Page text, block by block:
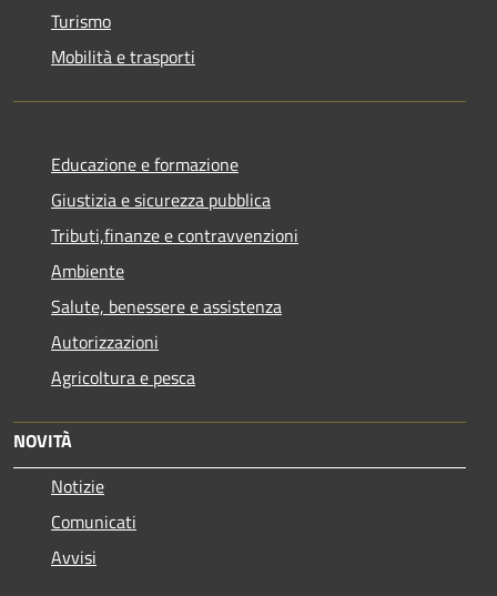
Turismo
Mobilità e trasporti
Educazione e formazione
Giustizia e sicurezza pubblica
Tributi,finanze e contravvenzioni
Ambiente
Salute, benessere e assistenza
Autorizzazioni
Agricoltura e pesca
NOVITÀ
Notizie
Comunicati
Avvisi